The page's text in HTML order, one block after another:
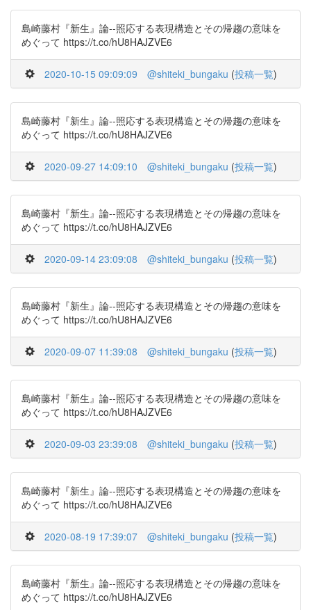
島崎藤村『新生』論--照応する表現構造とその帰趨の意味を
めぐって https://t.co/hU8HAJZVE6
2020-10-15 09:09:09 @shiteki_bungaku (投稿一覧)
島崎藤村『新生』論--照応する表現構造とその帰趨の意味を
めぐって https://t.co/hU8HAJZVE6
2020-09-27 14:09:10 @shiteki_bungaku (投稿一覧)
島崎藤村『新生』論--照応する表現構造とその帰趨の意味を
めぐって https://t.co/hU8HAJZVE6
2020-09-14 23:09:08 @shiteki_bungaku (投稿一覧)
島崎藤村『新生』論--照応する表現構造とその帰趨の意味を
めぐって https://t.co/hU8HAJZVE6
2020-09-07 11:39:08 @shiteki_bungaku (投稿一覧)
島崎藤村『新生』論--照応する表現構造とその帰趨の意味を
めぐって https://t.co/hU8HAJZVE6
2020-09-03 23:39:08 @shiteki_bungaku (投稿一覧)
島崎藤村『新生』論--照応する表現構造とその帰趨の意味を
めぐって https://t.co/hU8HAJZVE6
2020-08-19 17:39:07 @shiteki_bungaku (投稿一覧)
島崎藤村『新生』論--照応する表現構造とその帰趨の意味を
めぐって https://t.co/hU8HAJZVE6